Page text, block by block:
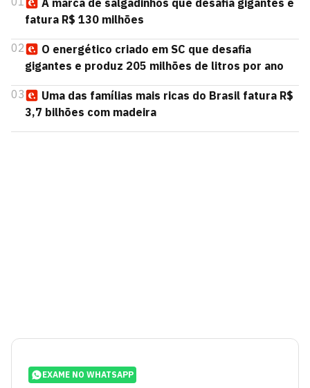
A marca de salgadinhos que desafia gigantes e
fatura R$ 130 milhões
02
O energético criado em SC que desafia
gigantes e produz 205 milhões de litros por ano
03
Uma das famílias mais ricas do Brasil fatura R$
3,7 bilhões com madeira
EXAME NO WHATSAPP